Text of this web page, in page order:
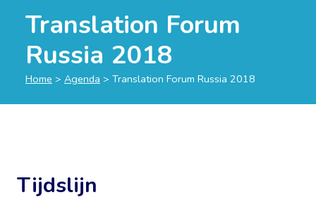
Translation Forum
Russia 2018
Home > Agenda > Translation Forum Russia 2018
Tijdslijn